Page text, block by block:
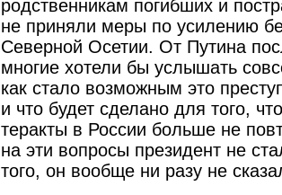
родственникам погибших и
не приняли меры по усилению
Северной Осетии. От Путина
многие хотели бы услышать
как стало возможным это
и что будет сделано для того,
теракты в России больше не
на эти вопросы президент не
того, он вообще ни разу не